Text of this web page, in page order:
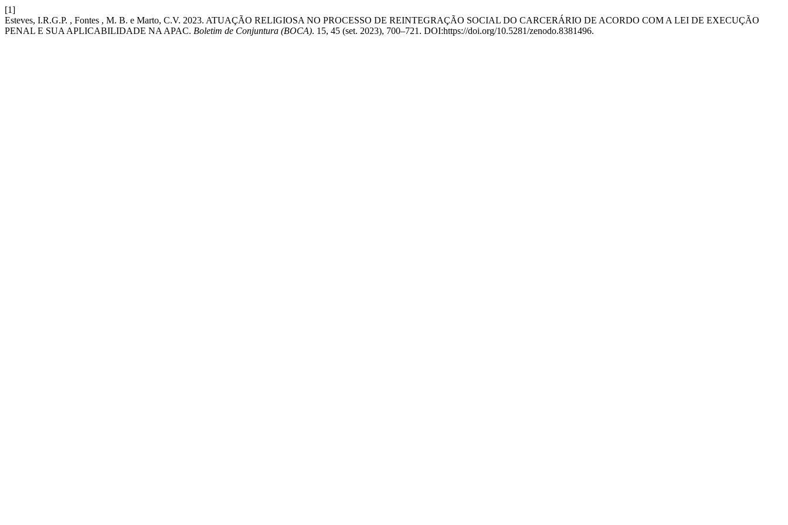
[1]
Esteves, I.R.G.P. , Fontes , M. B. e Marto, C.V. 2023. ATUAÇÃO RELIGIOSA NO PROCESSO DE REINTEGRAÇÃO SOCIAL DO CARCERÁRIO DE ACORDO COM A LEI DE EXECUÇÃO
PENAL E SUA APLICABILIDADE NA APAC. Boletim de Conjuntura (BOCA). 15, 45 (set. 2023), 700–721. DOI:https://doi.org/10.5281/zenodo.8381496.